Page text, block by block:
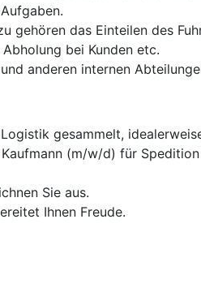
gehören das Einteilen des
bei Kunden etc.
anderen internen
gesammelt,
(m/w/d) für
Sie aus.
Ihnen Freude.